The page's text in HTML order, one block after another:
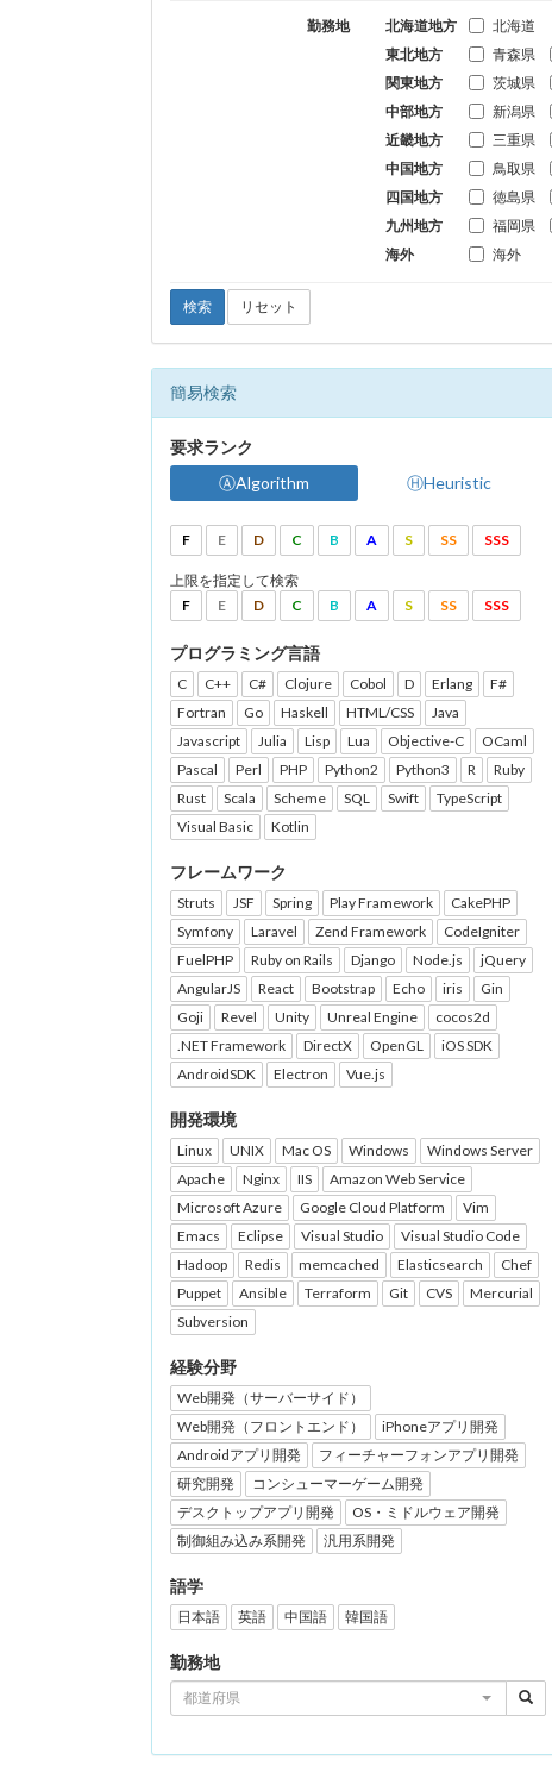
勤務地 北海道地方
北海道
東北地方
青森県
関東地方
茨城県
中部地方
新潟県
近畿地方
三重県
中国地方
鳥取県
四国地方
徳島県
九州地方
福岡県
海外
海外
検索 リセット
簡易検索
要求ランク
ⒶAlgorithm
ⒽHeuristic
F E D C B A S SS SSS
上限を指定して検索
F
E D C B A S SS SSS
プログラミング言語
C C++ C# Clojure Cobol D Erlang
F#
Fortran
Go Haskell HTML/CSS
Java
Javascript
Julia Lisp Lua Objective-C
OCaml
Pascal
Perl PHP Python2 Python3 R
Ruby
Rust
Scala Scheme SQL Swift
TypeScript
Visual Basic
Kotlin
フレームワーク
Struts JSF Spring Play Framework
CakePHP
Symfony
Laravel Zend Framework
CodeIgniter
FuelPHP
Ruby on Rails Django Node.js
jQuery
AngularJS
React Bootstrap Echo iris
Gin
Goji
Revel Unity Unreal Engine
cocos2d
.NET Framework
DirectX OpenGL
iOS SDK
AndroidSDK
Electron Vue.js
開発環境
Linux UNIX Mac OS Windows
Windows Server
Apache
Nginx IIS
Amazon Web Service
Microsoft Azure
Google Cloud Platform
Vim
Emacs
Eclipse Visual Studio
Visual Studio Code
Hadoop
Redis memcached Elasticsearch
Chef
Puppet
Ansible Terraform Git CVS
Mercurial
Subversion
経験分野
Web開発（サーバーサイド）
Web開発（フロントエンド）
iPhoneアプリ開発
Androidアプリ開発
フィーチャーフォンアプリ開発
研究開発
コンシューマーゲーム開発
デスクトップアプリ開発
OS・ミドルウェア開発
制御組み込み系開発
汎用系開発
語学
日本語 英語 中国語 韓国語
勤務地
都道府県